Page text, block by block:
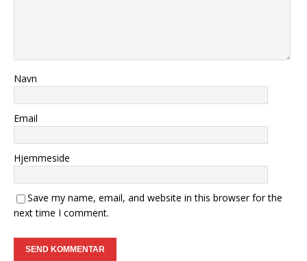
Navn
Email
Hjemmeside
Save my name, email, and website in this browser for the
next time I comment.